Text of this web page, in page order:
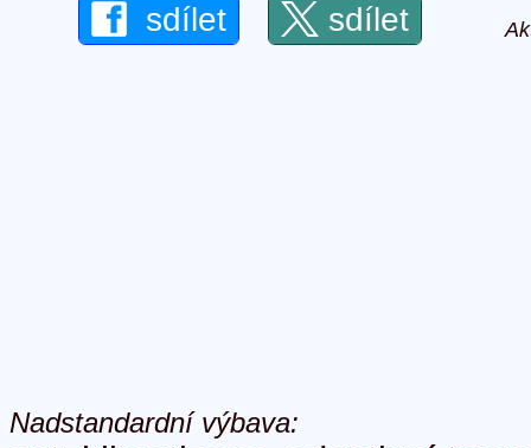
sdílet sdílet
Nadstandardní výbava: